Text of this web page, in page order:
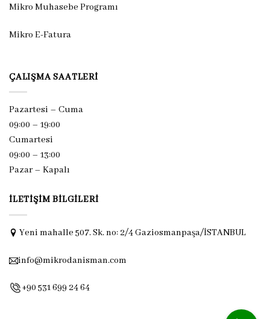
Mikro Muhasebe Programı
Mikro E-Fatura
ÇALIŞMA SAATLERI
Pazartesi – Cuma
09:00 – 19:00
Cumartesi
09:00 – 13:00
Pazar – Kapalı
İLETIŞIM BILGILERI
Yeni mahalle 507. Sk. no: 2/4 Gaziosmanpaşa/İSTANBUL
info@mikrodanisman.com
+90 531 699 24 64